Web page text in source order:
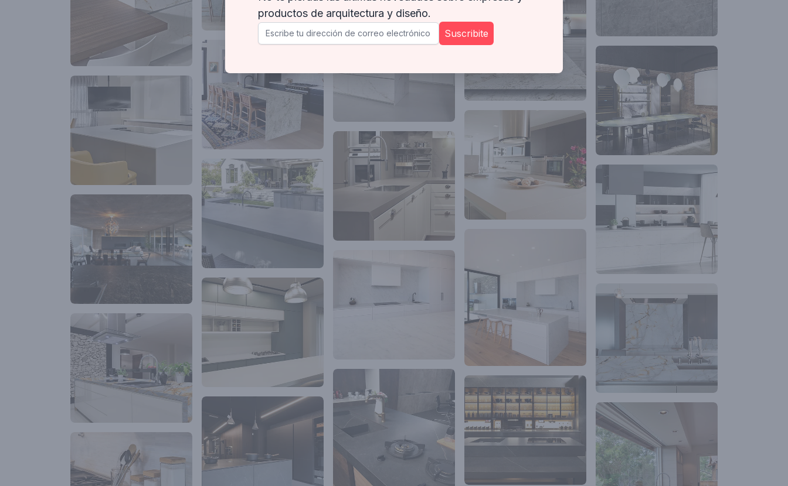
productos de arquitectura y diseño.
Suscribite